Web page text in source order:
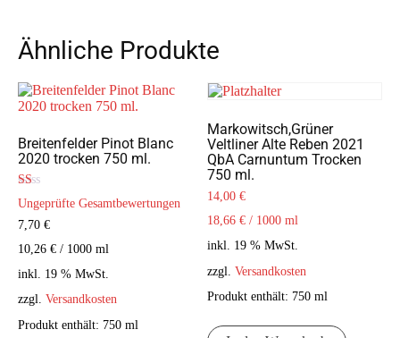
Ähnliche Produkte
Breitenfelder Pinot Blanc
2020 trocken 750 ml.
Bewertet
mit
1.00
von
5
Ungeprüfte Gesamtbewertungen
7,70 €
10,26 € / 1000 ml
inkl. 19 % MwSt.
zzgl. Versandkosten
Produkt enthält: 750 ml
Markowitsch,Grüner
Veltliner Alte Reben 2021
QbA Carnuntum Trocken
750 ml.
14,00€
18,66€ / 1000 ml
inkl. 19 % MwSt.
zzgl.Versandkosten
Produkt enthält: 750ml